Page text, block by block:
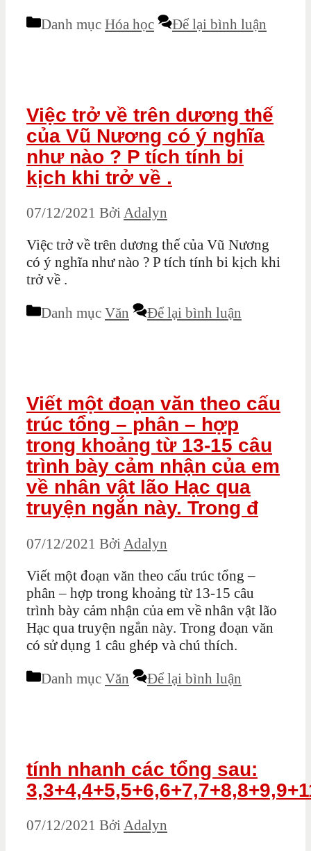
Danh mục Hóa học Để lại bình luận
Việc trở về trên dương thế
của Vũ Nương có ý nghĩa
như nào ? P tích tính bi
kịch khi trở về .
07/12/2021 BởiAdalyn
Việc trở về trên dương thế của Vũ Nương
có ý nghĩa như nào ? P tích tính bi kịch khi
trở về .
Danh mục Văn Để lại bình luận
Viết một đoạn văn theo cấu
trúc tổng – phân – hợp
trong khoảng từ 13-15 câu
trình bày cảm nhận của em
về nhân vật lão Hạc qua
truyện ngắn này. Trong đ
07/12/2021 Bởi Adalyn
Viết một đoạn văn theo cấu trúc tổng –
phân – hợp trong khoảng từ 13-15 câu
trình bày cảm nhận của em về nhân vật lão
Hạc qua truyện ngắn này. Trong đoạn văn
có sử dụng 1 câu ghép và chú thích.
Danh mục Văn Để lại bình luận
tính nhanh các tổng sau:
07/12/2021 BởiAdalyn